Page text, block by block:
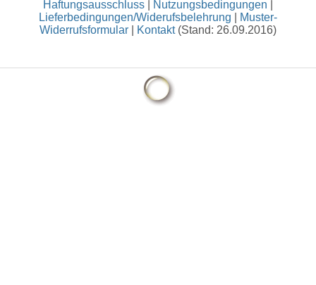
Haftungsausschluss
Nutzungsbedingungen
Lieferbedingungen/Widerufsbelehrung
Muster-
Widerrufsformular
Kontakt(Stand: 26.09.2016)